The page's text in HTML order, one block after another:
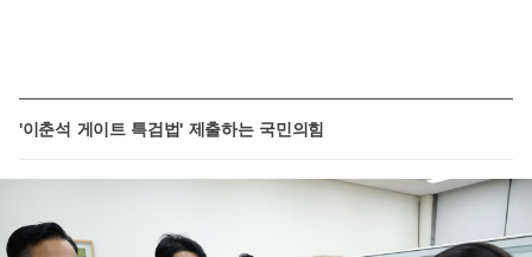
'이춘석 게이트 특검법' 제출하는 국민의힘